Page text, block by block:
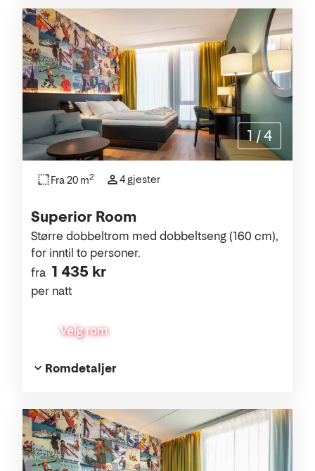
Superior Room
fra 1 435 kr
per natt
Større dobbeltrom med dobbeltseng (160 cm),
for inntil to personer.
Velg rom
Fra 20 m2 4 gjester
Romdetaljer
1 /4